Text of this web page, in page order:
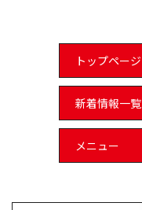
トップページ
新着情報一覧
メニュー